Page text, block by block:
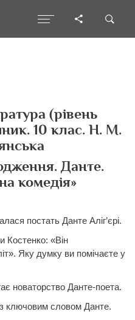
(рівень
10 клас. Н. М.
Данте.
комедія»
постать Данте Аліг’єрі.
Костенко: «Він
Яку думку ви помічаєте у
новаторство Данте-поета.
з ключовим словом Данте.